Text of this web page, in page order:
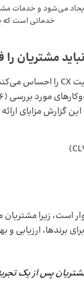
ایجاد می‌شود و
خدماتی است که
مشتریان
گزارش مزایای
است، زیرا
برندها، ارزیابی